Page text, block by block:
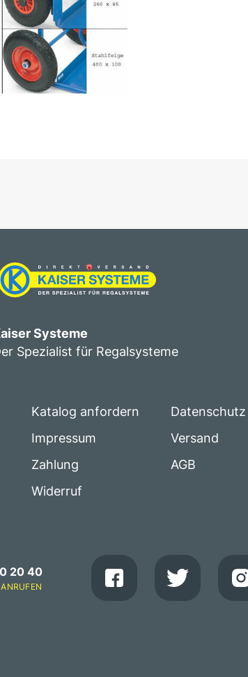
Systeme
Spezialist für Regalsysteme
Katalog anfordern
Impressum
Zahlung
Widerruf
Datenschutz
Versand
AGB
20 40